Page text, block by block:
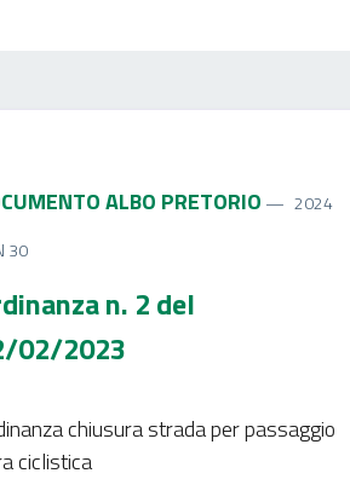
ALBO PRETORIO
2024
30
n. 2 del
02/2023
chiusura strada per passaggio
ciclistica